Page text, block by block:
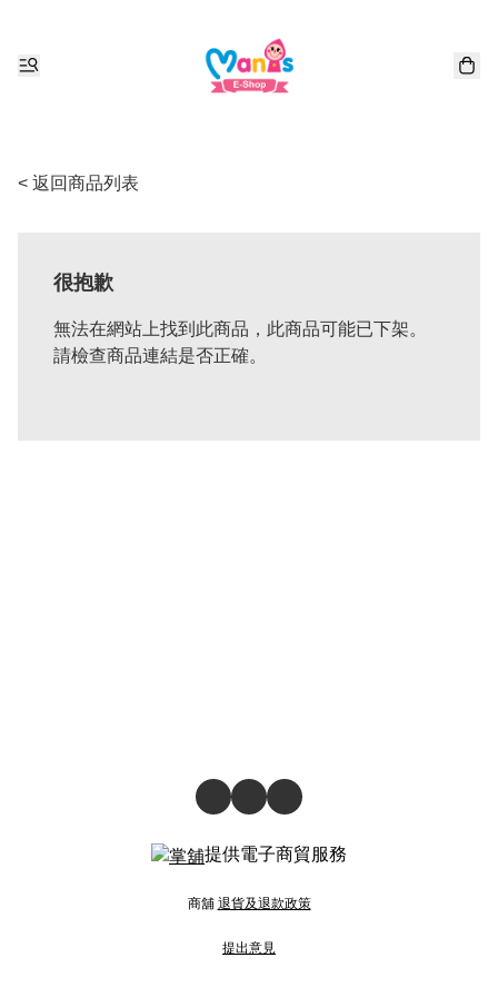
< 返回商品列表
很抱歉
無法在網站上找到此商品，此商品可能已下架。
請檢查商品連結是否正確。
提供電子商貿服務
商舖 退貨及退款政策
提出意見